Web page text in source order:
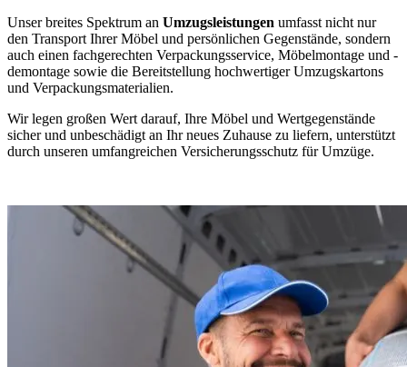
Unser breites Spektrum an Umzugsleistungen umfasst nicht nur
den Transport Ihrer Möbel und persönlichen Gegenstände, sondern
auch einen fachgerechten Verpackungsservice, Möbelmontage und -
demontage sowie die Bereitstellung hochwertiger Umzugskartons
und Verpackungsmaterialien.
Wir legen großen Wert darauf, Ihre Möbel und Wertgegenstände
sicher und unbeschädigt an Ihr neues Zuhause zu liefern, unterstützt
durch unseren umfangreichen Versicherungsschutz für Umzüge.